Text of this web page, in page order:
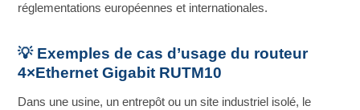
réglementations européennes et internationales.
💡 Exemples de cas d’usage du routeur
4×Ethernet Gigabit RUTM10
Dans une usine, un entrepôt ou un site industriel isolé, le